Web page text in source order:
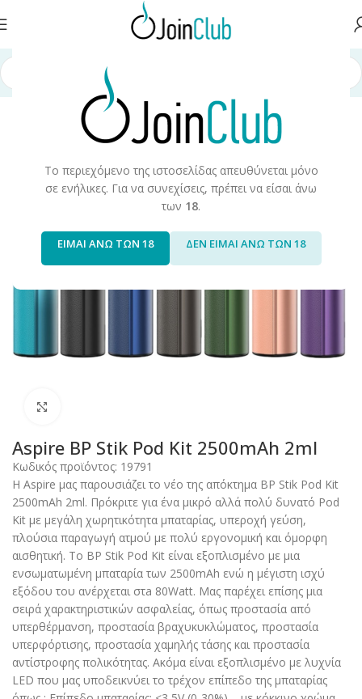
Το περιεχόμενο της ιστοσελίδας απευθύνεται μόνο
σε ενήλικες. Για να συνεχίσεις, πρέπει να είσαι άνω
των 18.
ΕΙΜΑΙ ΑΝΩ ΤΩΝ 18 ΔΕΝ ΕΙΜΑΙ ΑΝΩ ΤΩΝ 18
σελίδα Συσκευές/Αναλώσιμα
Aspire BP Stik Pod Kit 2500mAh 2ml
Κωδικός προϊόντος: 19791
Η Aspire μας παρουσιάζει το νέο της απόκτημα BP Stik Pod Kit
2500mAh 2ml. Πρόκριτε για ένα μικρό αλλά πολύ δυνατό Pod
Kit με μεγάλη χωρητικότητα μπαταρίας, υπεροχή γεύση,
πλούσια παραγωγή ατμού με πολύ εργονομική και όμορφη
αισθητική. Το BP Stik Pod Kit είναι εξοπλισμένο με μια
ενσωματωμένη μπαταρία των 2500mAh ενώ η μέγιστη ισχύ
εξόδου του ανέρχεται στa 80Watt. Μας παρέχει επίσης μια
σειρά χαρακτηριστικών ασφαλείας, όπως προστασία από
υπερθέρμανση, προστασία βραχυκυκλώματος, προστασία
υπερφόρτισης, προστασία χαμηλής τάσης και προστασία
αντίστροφης πολικότητας. Ακόμα είναι εξοπλισμένο με λυχνία
LED που μας υποδεικνύει το τρέχον επίπεδο της μπαταρίας